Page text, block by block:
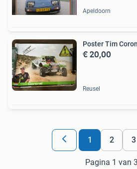
Apeldoorn
Poster Tim
€ 20,00
Reusel
1 2 3
Pagina 1 van 3